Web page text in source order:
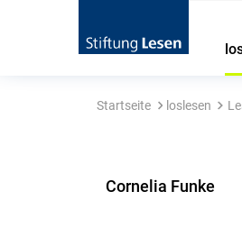
Startseite loslesen
Cornelia Funke